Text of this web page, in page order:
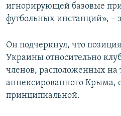
игнорирующей базовые
футбольных инстанций», –
Он подчеркнул, что
Украины относительно
членов, расположенных на
аннексированного Крыма,
принципиальной.